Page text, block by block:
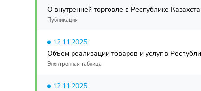
О внутренней торговле в Республике
Публикация
12.11.2025
Объем реализации товаров и услуг в
Электронная таблица
12.11.2025